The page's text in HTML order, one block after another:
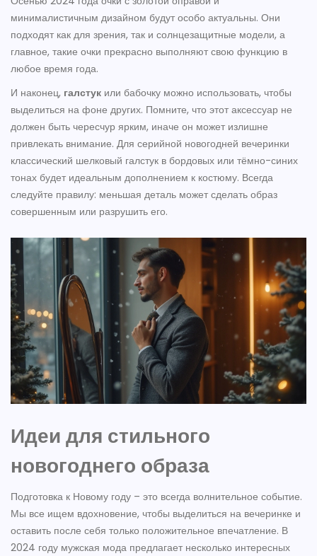
минималистичным дизайном будут особо актуальны. Они
подходят как для зрения, так и солнцезащитные модели, а
главное, такие очки прекрасно выполняют свою функцию в
любое время года.
И наконец, галстук или бабочку можно использовать, чтобы
выделиться на фоне других. Помните, что этот аксессуар не
должен быть чересчур ярким, иначе он может излишне
привлекать внимание. Для серийной новогодней вечеринки
классический шелковый галстук в бордовых или тёмно-синих
тонах будет идеальным дополнением к костюму. Всегда
следуйте правилу: меньшая деталь может сделать образ
совершенным или разрушить его.
Идеи для стильного
новогоднего образа
Подготовка к Новому году – это всегда волнительное событие.
Мы все ищем вдохновение, чтобы выделиться на вечеринке и
оставить после себя только положительное впечатление. В
2024 году мужская мода предлагает несколько интересных